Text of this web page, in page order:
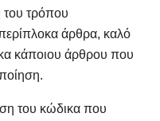
του τρόπου
άρθρα, καλό
κάποιου άρθρου που
του κώδικα που